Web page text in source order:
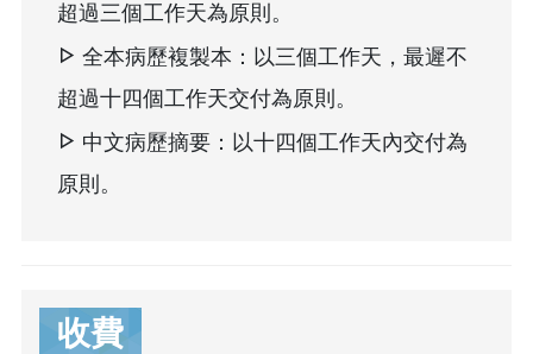
超過三個工作天為原則。
全本病歷複製本：以三個工作天，最遲不
超過十四個工作天交付為原則。
中文病歷摘要：以十四個工作天內交付為
原則。
收費